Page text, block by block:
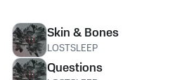
Skin & Bones
LOSTSLEEP
Questions